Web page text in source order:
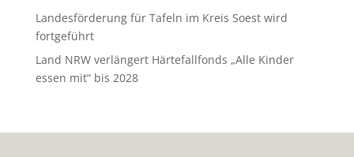
Landesförderung für Tafeln im Kreis Soest wird
fortgeführt
Land NRW verlängert Härtefallfonds „Alle Kinder
essen mit“ bis 2028